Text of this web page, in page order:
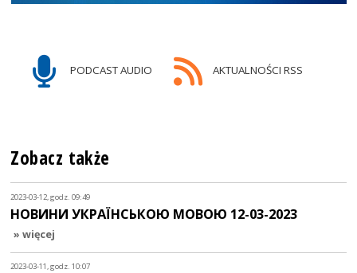
PODCAST AUDIO AKTUALNOŚCI RSS
Zobacz także
2023-03-12, godz. 09:49
НОВИНИ УКРАЇНСЬКОЮ МОВОЮ 12-03-2023
» więcej
2023-03-11, godz. 10:07